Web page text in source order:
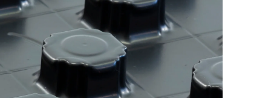
probleem! Neem
met ons op